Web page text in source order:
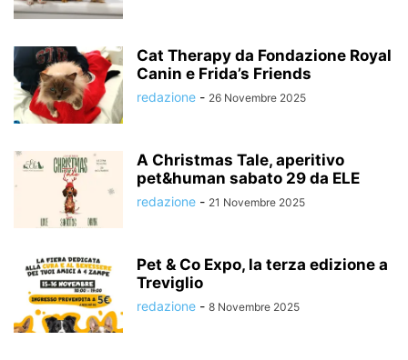
Cat Therapy da Fondazione Royal
Canin e Frida’s Friends
redazione - 26 Novembre 2025
A Christmas Tale, aperitivo
pet&human sabato 29 da ELE
redazione - 21 Novembre 2025
Pet & Co Expo, la terza edizione a
Treviglio
redazione - 8 Novembre 2025